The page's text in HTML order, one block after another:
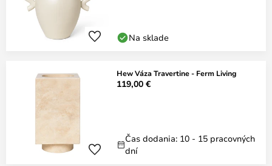
Na sklade
Hew Váza Travertine - Ferm Living
119,00 €
Čas dodania: 10 - 15 pracovných
dní